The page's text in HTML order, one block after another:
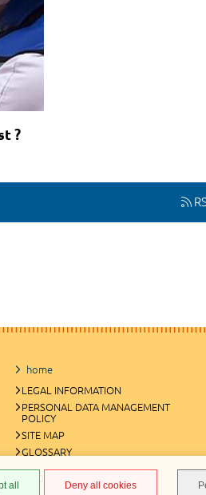
all Deny all cookies
?
home
LEGAL INFORMATION
PERSONAL DATA MANAGEMENT
POLICY
SITE MAP
GLOSSARY
COOKIES MANAGEMENT